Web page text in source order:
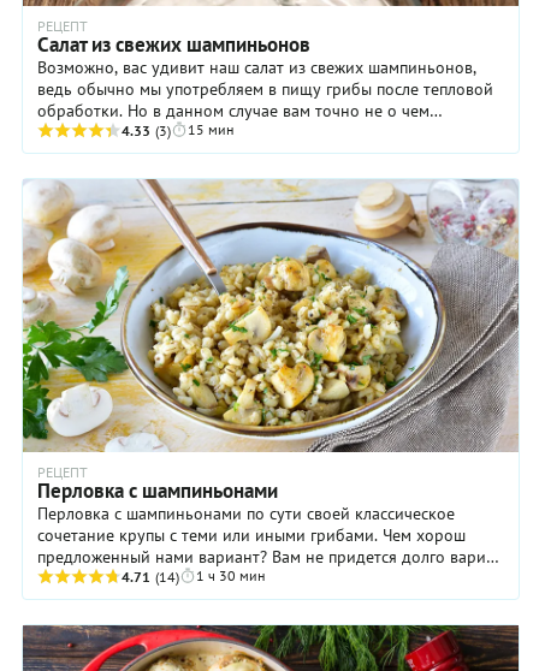
РЕЦЕПТ
Салат из свежих шампиньонов
Возможно, вас удивит наш салат из свежих шампиньонов,
ведь обычно мы употребляем в пищу грибы после тепловой
обработки. Но в данном случае вам точно не о чем
беспокоиться! Шампиньоны — грибы ...
4.33 (3) 15 мин
РЕЦЕПТ
Перловка с шампиньонами
Перловка с шампиньонами по сути своей классическое
сочетание крупы с теми или иными грибами. Чем хорош
предложенный нами вариант? Вам не придется долго варить
шампиньоны, как это пришлось бы делать с ...
4.71 (14) 1 ч 30 мин